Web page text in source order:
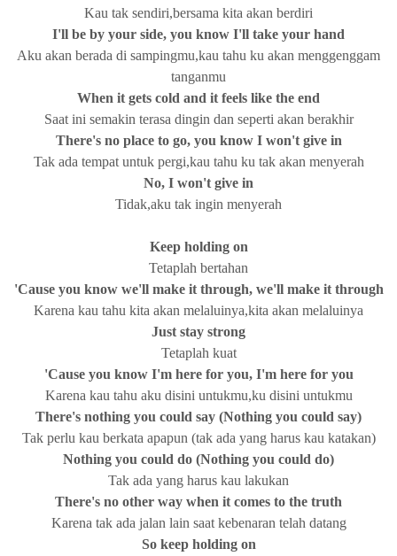
Kau tak sendiri,bersama kita akan berdiri
I'll be by your side, you know I'll take your hand
Aku akan berada di sampingmu,kau tahu ku akan menggenggam
tanganmu
When it gets cold and it feels like the end
Saat ini semakin terasa dingin dan seperti akan berakhir
There's no place to go, you know I won't give in
Tak ada tempat untuk pergi,kau tahu ku tak akan menyerah
No, I won't give in
Tidak,aku tak ingin menyerah
Keep holding on
Tetaplah bertahan
'Cause you know we'll make it through, we'll make it through
Karena kau tahu kita akan melaluinya,kita akan melaluinya
Just stay strong
Tetaplah kuat
'Cause you know I'm here for you, I'm here for you
Karena kau tahu aku disini untukmu,ku disini untukmu
There's nothing you could say (Nothing you could say)
Tak perlu kau berkata apapun (tak ada yang harus kau katakan)
Nothing you could do (Nothing you could do)
Tak ada yang harus kau lakukan
There's no other way when it comes to the truth
Karena tak ada jalan lain saat kebenaran telah datang
So keep holding on